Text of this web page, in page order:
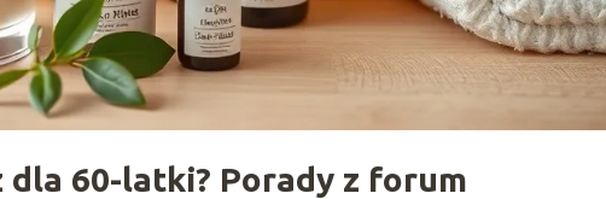
60-latki? Porady z forum